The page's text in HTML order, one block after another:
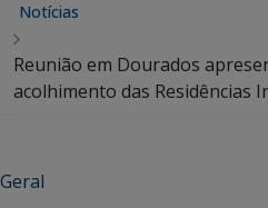
Notícias
Reunião em Dourados
acolhimento das Residências
Geral